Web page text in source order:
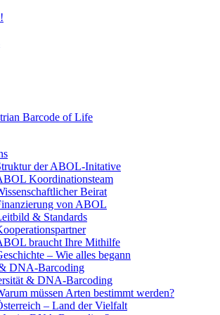
der ABOL-Initative
Koordinationsteam
Beirat
von ABOL
& Standards
braucht Ihre Mithilfe
– Wie alles begann
DNA-Barcoding
& DNA-Barcoding
müssen Arten bestimmt werden?
– Land der Vielfalt